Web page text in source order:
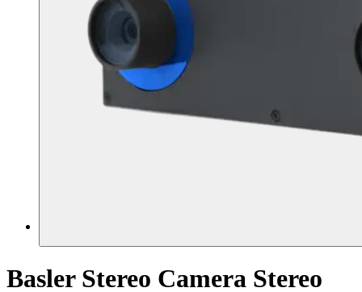
Basler Stereo Camera Stereo